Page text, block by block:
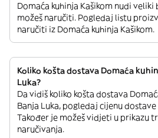
Domaća kuhinja Kašikom nudi
možeš naručiti. Pogledaj listu
naručiti iz Domaća kuhinja Kašikom.
Koliko košta dostava Domaća
Luka?
Da vidiš koliko košta dostava
Banja Luka, pogledaj cijenu
Također je možeš vidjeti u prikazu
naručivanja.